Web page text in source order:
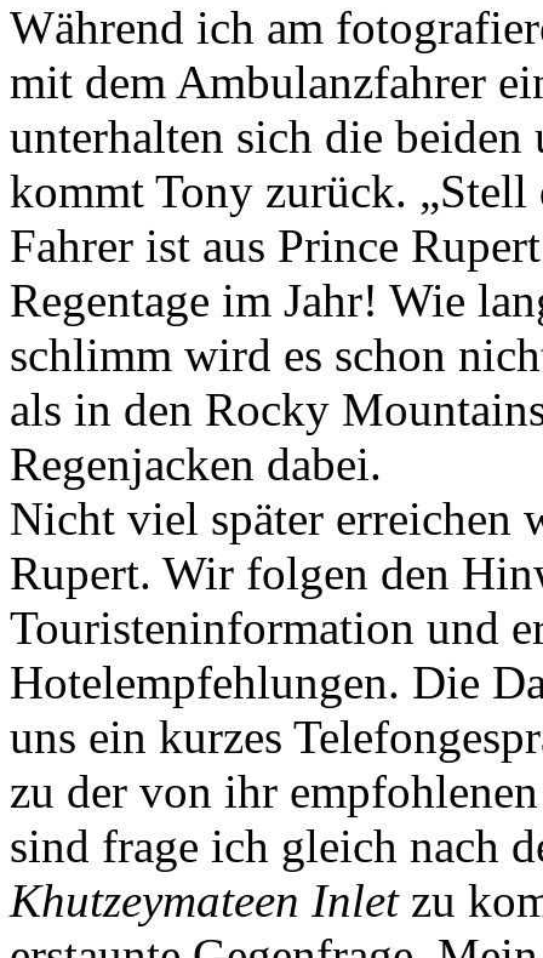
Während ich am
mit dem Ambulanzfahrer
unterhalten sich die
kommt Tony zurück.
Fahrer ist aus Prince
Regentage im Jahr! Wie
schlimm wird es schon
als in den Rocky
Regenjacken dabei.
Nicht viel später erreichen
Rupert. Wir folgen den
Touristeninformation und
Hotelempfehlungen. Die
uns ein kurzes
zu der von ihr
sind frage ich gleich nach
Khutzeymateen Inletzu